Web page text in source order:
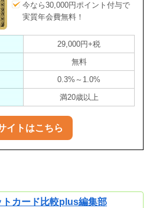
今なら30,000円ポイント付与で
実質年会費無料！
29,000円+税
無料
0.3%～1.0%
満20歳以上
イトはこちら
トカード比較plus編集部